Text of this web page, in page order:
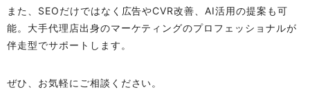
また、SEOだけではなく広告やCVR改善、AI活用の提案も可
能。大手代理店出身のマーケティングのプロフェッショナルが
伴走型でサポートします。
ぜひ、お気軽にご相談ください。